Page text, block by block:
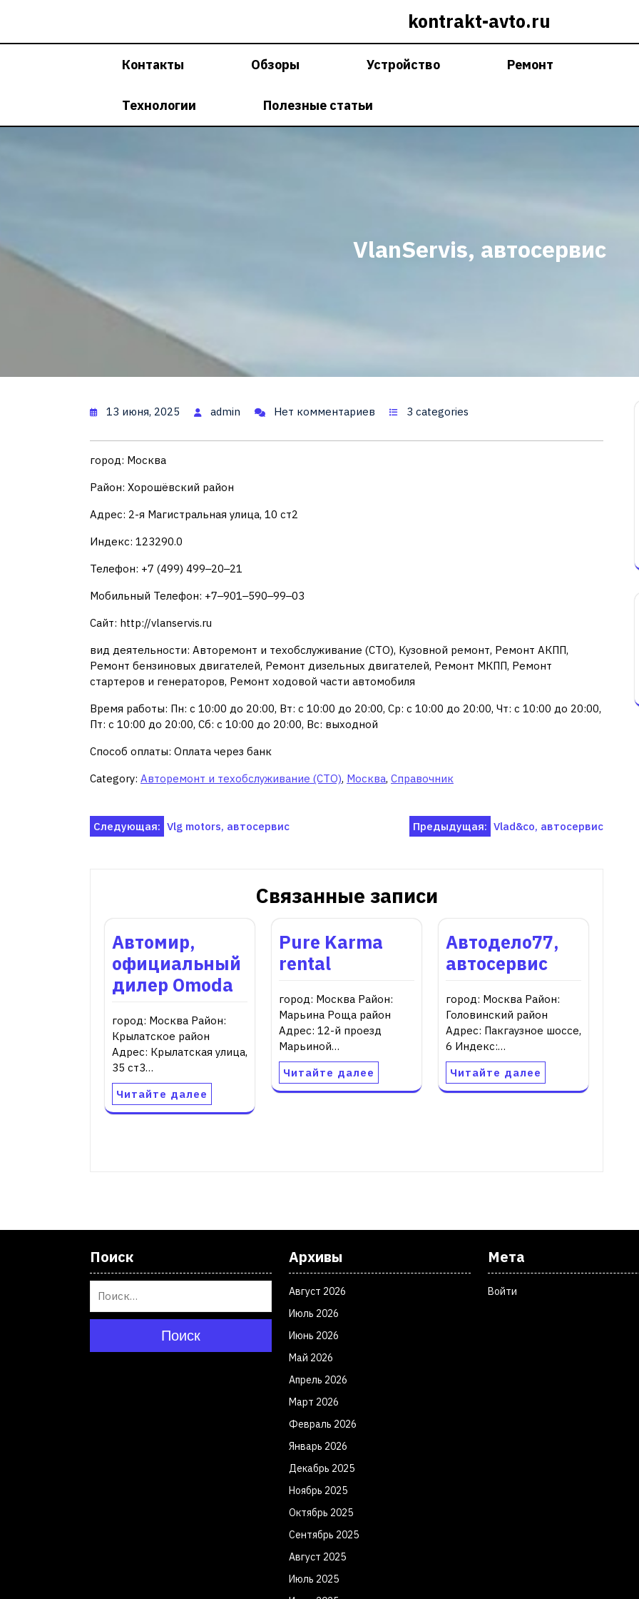
kontrakt-avto.ru
Контакты Обзоры Устройство Ремонт
Технологии Полезные статьи
VlanServis, автосервис
13 июня, 2025 admin Нет комментариев 3 categories
город: Москва
Район: Хорошёвский район
Адрес: 2-я Магистральная улица, 10 ст2
Индекс: 123290.0
Телефон: +7 (499) 499‒20‒21
Мобильный Телефон: +7‒901‒590‒99‒03
Сайт: http://vlanservis.ru
вид деятельности: Авторемонт и техобслуживание (СТО), Кузовной ремонт, Ремонт АКПП,
Ремонт бензиновых двигателей, Ремонт дизельных двигателей, Ремонт МКПП, Ремонт
стартеров и генераторов, Ремонт ходовой части автомобиля
Время работы: Пн: с 10:00 до 20:00, Вт: с 10:00 до 20:00, Ср: с 10:00 до 20:00, Чт: с 10:00 до 20:00,
Пт: с 10:00 до 20:00, Сб: с 10:00 до 20:00, Вс: выходной
Способ оплаты: Оплата через банк
Category: Авторемонт и техобслуживание (СТО), Москва, Справочник
Навигация
Предыдущая: Vlad&co, автосервис
Следующая: Vlg motors, автосервис
Связанные записи
Автомир,
официальный
дилер Omoda
город: Москва Район:
Крылатское район
Адрес: Крылатская улица,
35 ст3…
Читайте далее
Pure Karma
rental
город: Москва Район:
Марьина Роща район
Адрес: 12-й проезд
Марьиной…
Читайте далее
Автодело77,
автосервис
город: Москва Район:
Головинский район
Адрес: Пакгаузное шоссе,
6 Индекс:…
Читайте далее
Поиск
Поиск
Архивы
Август 2026
Июль 2026
Июнь 2026
Май 2026
Апрель 2026
Март 2026
Февраль 2026
Январь 2026
Декабрь 2025
Ноябрь 2025
Октябрь 2025
Сентябрь 2025
Август 2025
Июль 2025
Мета
Войти